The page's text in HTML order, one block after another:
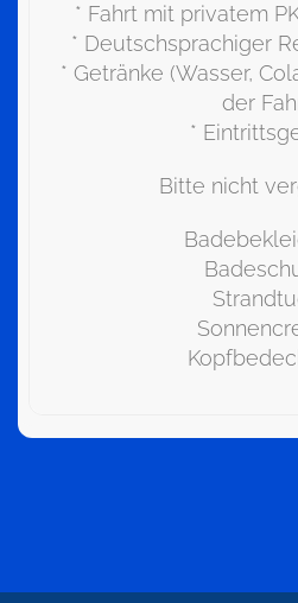
* Fahrt mit privatem
* Deutschsprachiger
* Getränke (Wasser,
der
*
Bitte nicht